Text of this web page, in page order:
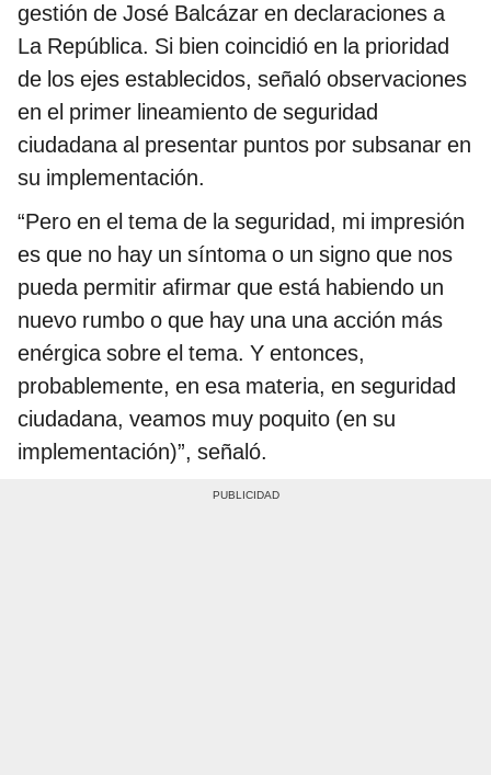
gestión de José Balcázar en declaraciones a
La República. Si bien coincidió en la prioridad
de los ejes establecidos, señaló observaciones
en el primer lineamiento de seguridad
ciudadana al presentar puntos por subsanar en
su implementación.
“Pero en el tema de la seguridad, mi impresión
es que no hay un síntoma o un signo que nos
pueda permitir afirmar que está habiendo un
nuevo rumbo o que hay una una acción más
enérgica sobre el tema. Y entonces,
probablemente, en esa materia, en seguridad
ciudadana, veamos muy poquito (en su
implementación)”, señaló.